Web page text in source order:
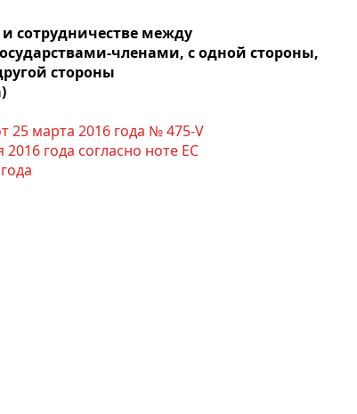
сотрудничестве между
членами, с одной стороны,
стороны
25 марта 2016 года № 475-V
года согласно ноте ЕС